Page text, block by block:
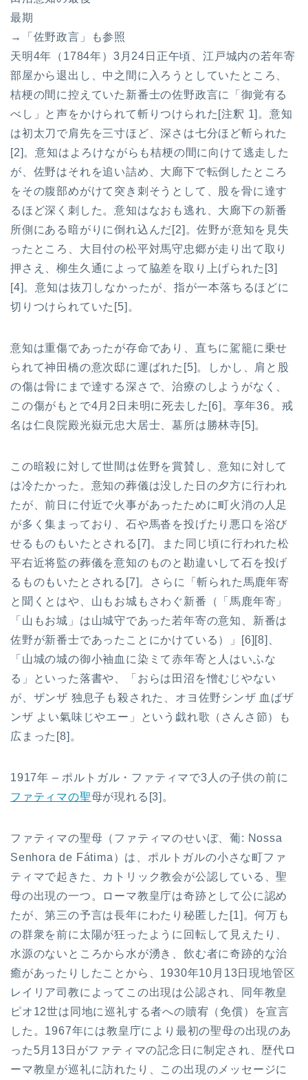
最期
→「佐野政言」も参照
天明4年（1784年）3月24日正午頃、江戸城内の若年寄
部屋から退出し、中之間に入ろうとしていたところ、
桔梗の間に控えていた新番士の佐野政言に「御覚有る
べし」と声をかけられて斬りつけられた[注釈 1]。意知
は初太刀で肩先を三寸ほど、深さは七分ほど斬られた
[2]。意知はよろけながらも桔梗の間に向けて逃走した
が、佐野はそれを追い詰め、大廊下で転倒したところ
をその腹部めがけて突き刺そうとして、股を骨に達す
るほど深く刺した。意知はなおも逃れ、大廊下の新番
所側にある暗がりに倒れ込んだ[2]。佐野が意知を見失
ったところ、大目付の松平対馬守忠郷が走り出て取り
押さえ、柳生久通によって脇差を取り上げられた[3]
[4]。意知は抜刀しなかったが、指が一本落ちるほどに
切りつけられていた[5]。
意知は重傷であったが存命であり、直ちに駕籠に乗せ
られて神田橋の意次邸に運ばれた[5]。しかし、肩と股
の傷は骨にまで達する深さで、治療のしようがなく、
この傷がもとで4月2日未明に死去した[6]。享年36。戒
名は仁良院殿光嶽元忠大居士、墓所は勝林寺[5]。
この暗殺に対して世間は佐野を賞賛し、意知に対して
は冷たかった。意知の葬儀は没した日の夕方に行われ
たが、前日に付近で火事があったために町火消の人足
が多く集まっており、石や馬沓を投げたり悪口を浴び
せるものもいたとされる[7]。また同じ頃に行われた松
平右近将監の葬儀を意知のものと勘違いして石を投げ
るものもいたとされる[7]。さらに「斬られた馬鹿年寄
と聞くとはや、山もお城もさわぐ新番（「馬鹿年寄」
「山もお城」は山城守であった若年寄の意知、新番は
佐野が新番士であったことにかけている）」[6][8]、
「山城の城の御小袖血に染ミて赤年寄と人はいふな
る」といった落書や、「おらは田沼を憎むじやない
が、ザンザ 独息子も殺された、オヨ佐野シンザ 血ばザ
ンザ よい氣味じやエー」という戯れ歌（さんさ節）も
広まった[8]。
1917年 – ポルトガル・ファティマで3人の子供の前に
ファティマの聖母が現れる[3]。
ファティマの聖母（ファティマのせいぼ、葡: Nossa
Senhora de Fátima）は、ポルトガルの小さな町ファ
ティマで起きた、カトリック教会が公認している、聖
母の出現の一つ。ローマ教皇庁は奇跡として公に認め
たが、第三の予言は長年にわたり秘匿した[1]。何万も
の群衆を前に太陽が狂ったように回転して見えたり、
水源のないところから水が湧き、飲む者に奇跡的な治
癒があったりしたことから、1930年10月13日現地管区
レイリア司教によってこの出現は公認され、同年教皇
ピオ12世は同地に巡礼する者への贖宥（免償）を宣言
した。1967年には教皇庁により最初の聖母の出現のあ
った5月13日がファティマの記念日に制定され、歴代ロ
ーマ教皇が巡礼に訪れたり、この出現のメッセージに